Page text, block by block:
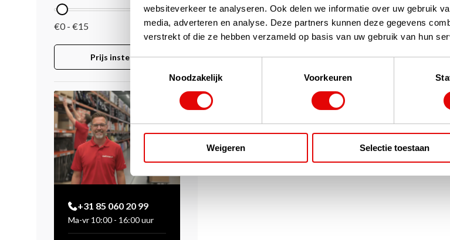
websiteverkeer te analyseren. Ook delen we informatie over uw gebruik
media, adverteren en analyse. Deze partners kunnen deze gegevens
verstrekt of die ze hebben verzameld op basis van uw gebruik van hun
Noodzakelijk
Voorkeuren
Weigeren Selectie toestaan
€0 - €15
Prijs instellen
+31 85 060 20 99
Ma-vr 10:00 - 16:00 uur